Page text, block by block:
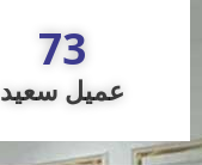
73
عميل سعيد